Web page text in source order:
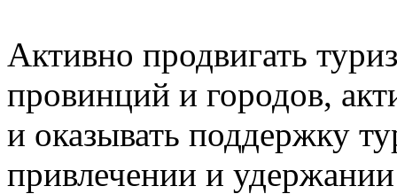
Активно продвигать
провинций и городов,
и оказывать поддержку
привлечении и